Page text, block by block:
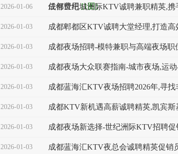
任何费用 [1图]
2026-01-06 成都世纪城洲际KTV诚聘兼职精英,
2026-01-03 成都郫都区KTV诚聘大堂经理,打造高
2026-01-03 成都夜场招聘-模特兼职与高端夜场职
2026-01-03 成都夜场大众联赛指南-城市夜场,运
2026-01-03 成都蓝海汇KTV夜场招聘2026年,寻
2026-01-03 成都KTV新机遇高薪诚聘精英,凯宾
2026-01-03 成都夜场新选择-世纪洲际KTV招聘
2026-01-03 成都蓝海汇KTV夜总会诚聘精英促销